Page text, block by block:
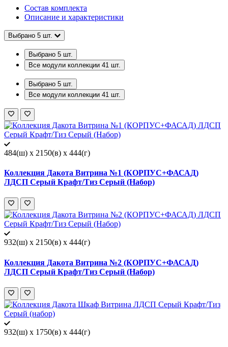
Состав комплекта
Описание и характеристики
Выбрано 5 шт.
Выбрано 5 шт.
Все модули коллекции 41 шт.
Выбрано 5 шт.
Все модули коллекции 41 шт.
484(ш) x 2150(в) x 444(г)
Коллекция Дакота Витрина №1 (КОРПУС+ФАСАД)
ЛДСП Серый Крафт/Тиз Серый (Набор)
932(ш) x 2150(в) x 444(г)
Коллекция Дакота Витрина №2 (КОРПУС+ФАСАД)
ЛДСП Серый Крафт/Тиз Серый (Набор)
932(ш) x 1750(в) x 444(г)